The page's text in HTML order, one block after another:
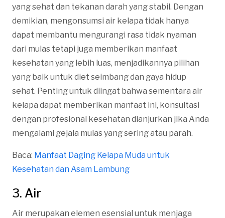
yang sehat dan tekanan darah yang stabil. Dengan
demikian, mengonsumsi air kelapa tidak hanya
dapat membantu mengurangi rasa tidak nyaman
dari mulas tetapi juga memberikan manfaat
kesehatan yang lebih luas, menjadikannya pilihan
yang baik untuk diet seimbang dan gaya hidup
sehat. Penting untuk diingat bahwa sementara air
kelapa dapat memberikan manfaat ini, konsultasi
dengan profesional kesehatan dianjurkan jika Anda
mengalami gejala mulas yang sering atau parah.
Baca: Manfaat Daging Kelapa Muda untuk
Kesehatan dan Asam Lambung
3. Air
Air merupakan elemen esensial untuk menjaga